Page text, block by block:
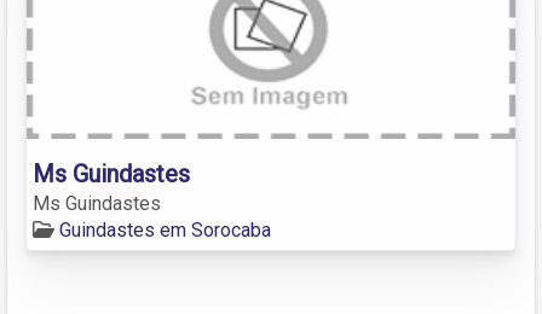
Ms Guindastes
Ms Guindastes
Guindastes em Sorocaba